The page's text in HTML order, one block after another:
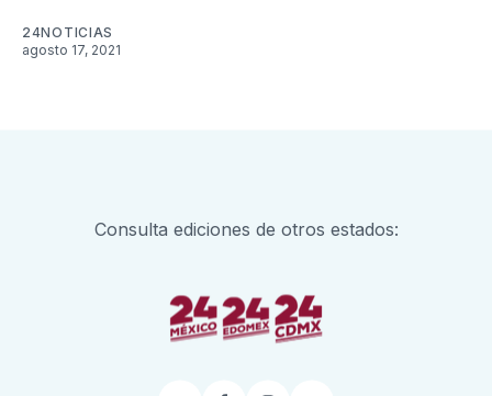
24NOTICIAS
agosto 17, 2021
Consulta ediciones de otros estados: